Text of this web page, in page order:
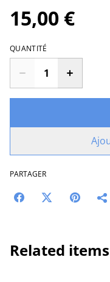
15,00 €
QUANTITÉ
PARTAGER
Related items